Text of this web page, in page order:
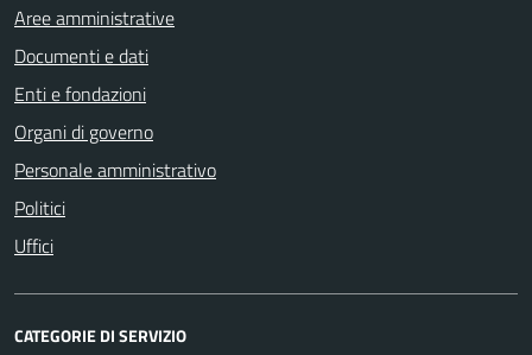
Aree amministrative
Documenti e dati
Enti e fondazioni
Organi di governo
Personale amministrativo
Politici
Uffici
CATEGORIE DI SERVIZIO